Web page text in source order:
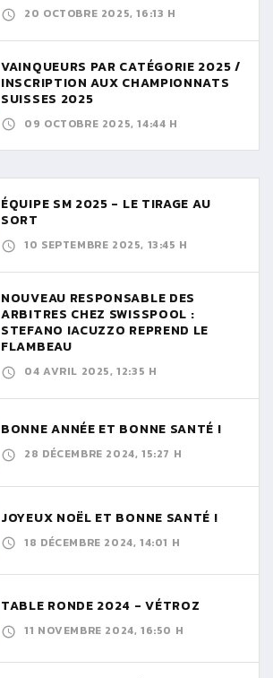
20 OCTOBRE 2025, 16:13 H
VAINQUEURS PAR CATÉGORIE 2025 /
INSCRIPTION AUX CHAMPIONNATS
SUISSES 2025
09 OCTOBRE 2025, 14:44 H
ÉQUIPE SM 2025 - LE TIRAGE AU
SORT
10 SEPTEMBRE 2025, 13:45 H
NOUVEAU RESPONSABLE DES
ARBITRES CHEZ SWISSPOOL :
STEFANO IACUZZO REPREND LE
FLAMBEAU
04 AVRIL 2025, 12:35 H
BONNE ANNÉE ET BONNE SANTÉ !
28 DÉCEMBRE 2024, 15:27 H
JOYEUX NOËL ET BONNE SANTÉ !
18 DÉCEMBRE 2024, 14:01 H
TABLE RONDE 2024 - VÉTROZ
11 NOVEMBRE 2024, 16:50 H